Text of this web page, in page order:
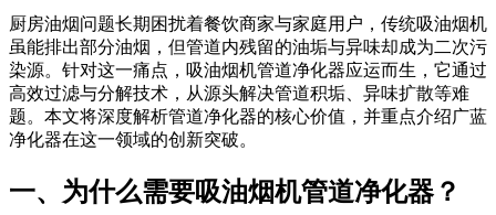
厨房油烟问题长期困扰着餐饮商家与家庭用户，传统吸油烟机
虽能排出部分油烟，但管道内残留的油垢与异味却成为二次污
染源。针对这一痛点，吸油烟机管道净化器应运而生，它通过
高效过滤与分解技术，从源头解决管道积垢、异味扩散等难
题。本文将深度解析管道净化器的核心价值，并重点介绍广蓝
净化器在这一领域的创新突破。
一、为什么需要吸油烟机管道净化器？